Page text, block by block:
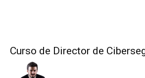
Curso de Director de